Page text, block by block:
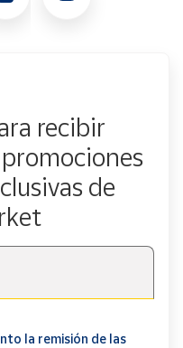
recibir
de
la remisión de las